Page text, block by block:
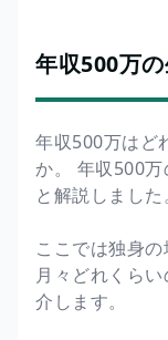
年収500万
年収500万はど
か。 年収500
と解説しました。
ここでは独身の
月々どれくら
介します。